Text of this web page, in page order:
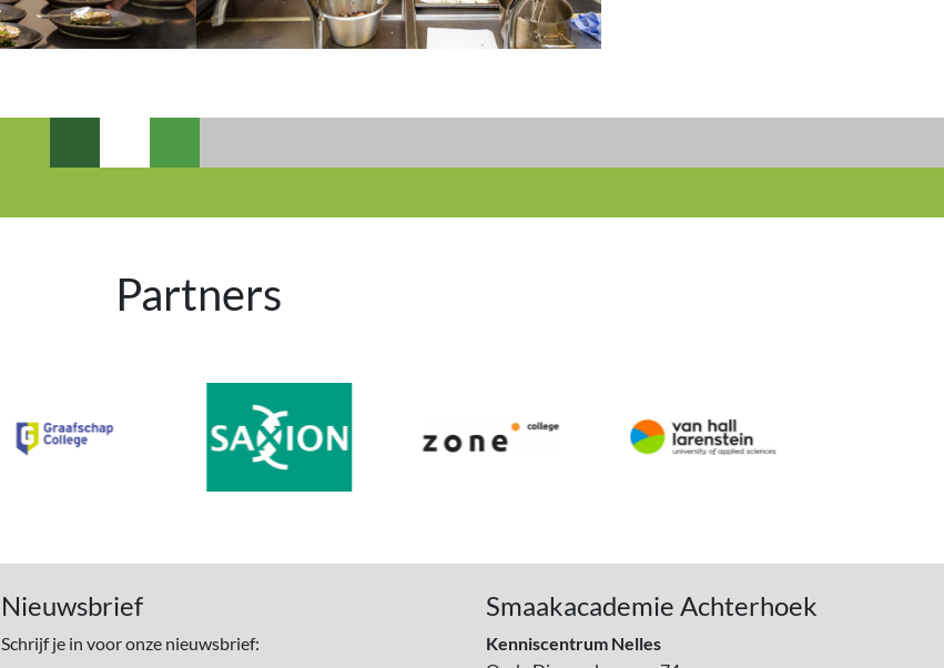
Partners
Nieuwsbrief
Schrijf je in voor onze nieuwsbrief:
Smaakacademie Achterhoek
Kenniscentrum Nelles